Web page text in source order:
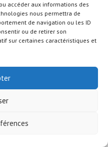
accéder aux informations des
nous permettra de
de navigation ou les ID
ou de retirer son
sur certaines caractéristiques et
THEME BY NICK